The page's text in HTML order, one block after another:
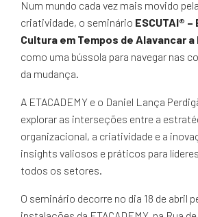
Num mundo cada vez mais movido
criatividade, o seminário ESCUTAI®
Cultura em Tempos de Alavancar a
como uma bússola para navegar nas
da mudança.
A ETACADEMY e o Daniel Lança
explorar as interseções entre a
organizacional, a criatividade e a
insights valiosos e práticos para
todos os setores.
O seminário decorre no dia 18 de abril